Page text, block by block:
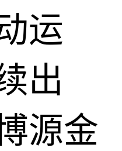
运
出
源金